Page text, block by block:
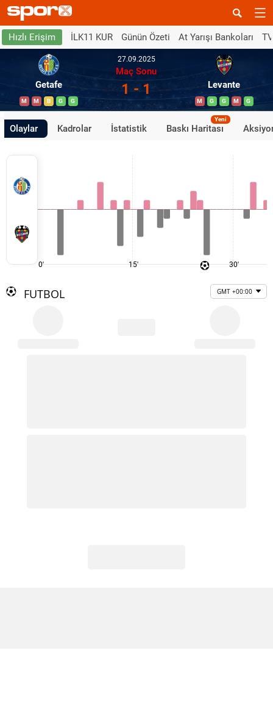
Hızlı Erişim İLK11 KUR Günün Özeti At Yarışı Bankoları
Getafe
M M B G G
27.09.2025
Maç Sonu
1 - 1 Levante
M G G M G
Olaylar Kadrolar İstatistik Baskı Haritası
Yeni
0' 15' 30'
FUTBOL GMT +00:00